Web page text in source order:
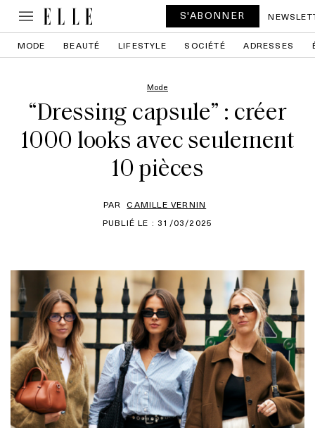
S'ABONNER
MODE BEAUTÉ LIFESTYLE SOCIÉTÉ ADRESSES
Mode
“Dressing capsule” : créer
1000 looks avec seulement
10 pièces
PAR CAMILLE VERNIN
PUBLIÉ LE : 31/03/2025